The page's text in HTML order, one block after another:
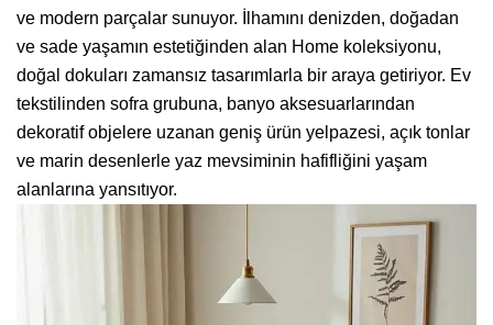
ve modern parçalar sunuyor. İlhamını denizden, doğadan
ve sade yaşamın estetiğinden alan Home koleksiyonu,
doğal dokuları zamansız tasarımlarla bir araya getiriyor. Ev
tekstilinden sofra grubuna, banyo aksesuarlarından
dekoratif objelere uzanan geniş ürün yelpazesi, açık tonlar
ve marin desenlerle yaz mevsiminin hafifliğini yaşam
alanlarına yansıtıyor.